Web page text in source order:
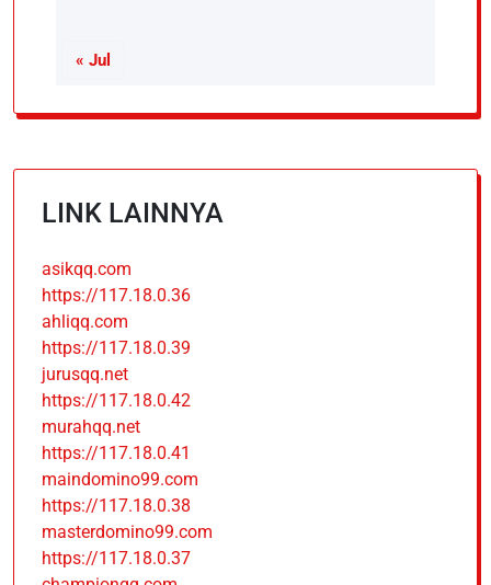
« Jul
LINK LAINNYA
asikqq.com
https://117.18.0.36
ahliqq.com
https://117.18.0.39
jurusqq.net
https://117.18.0.42
murahqq.net
https://117.18.0.41
maindomino99.com
https://117.18.0.38
masterdomino99.com
https://117.18.0.37